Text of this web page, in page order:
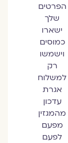
הפרטים
שלך
ישארו
כמוסים
וישמשו
רק
למשלוח
אגרת
עדכון
מהמגזין
מפעם
לפעם